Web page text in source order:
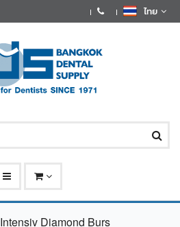
ไทย
Intensiv Diamond Burs